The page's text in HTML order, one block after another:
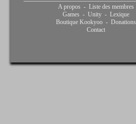
A propos - Liste des membres
Games - Unity - Lexique
Boutique Kookyoo - Donations
Contact